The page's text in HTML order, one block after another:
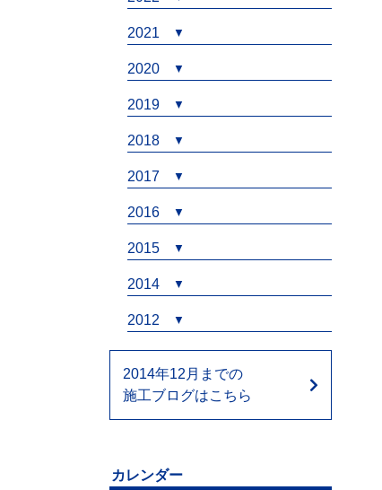
2021
2020
2019
2018
2017
2016
2015
2014
2012
2014年12月までの
施工ブログはこちら
カレンダー